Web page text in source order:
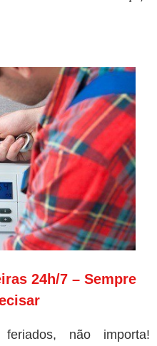
24h/7 – Sempre
não importa!